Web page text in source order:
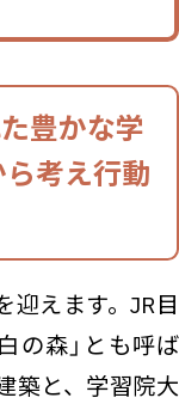
豊かな学
考え行動
迎えます。JR目
の森」とも呼ば
築と、学習院大